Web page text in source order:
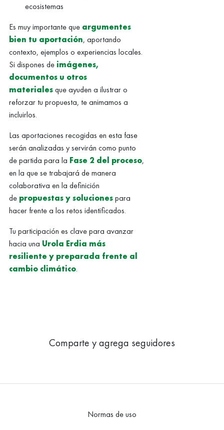
ecosistemas
Es muy importante que argumentes
bien tu aportación, aportando
contexto, ejemplos o experiencias locales.
Si dispones de imágenes,
documentos u otros
materialesque ayuden a ilustrar o
reforzar tu propuesta, te animamos a
incluirlos.
Las aportaciones recogidas en esta fase
serán analizadas y servirán como punto
de partida para la Fase 2 del proceso,
en la que se trabajará de manera
colaborativa en la definición
de propuestas y solucionespara
hacer frente a los retos identificados.
Tu participación es clave para avanzar
hacia una Urola Erdia más
resiliente y preparada frente al
cambio climático.
Comparte y agrega seguidores
Normas de uso